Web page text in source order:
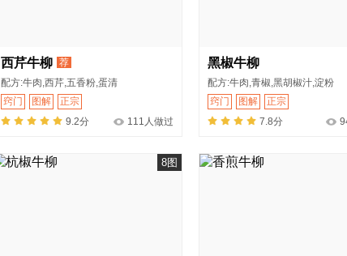
西芹牛柳 荐
配方:牛肉,西芹,五香粉,蛋清
窍门
图解
正宗
9.2分
111人做过
黑椒牛柳
配方:牛肉,青椒,黑胡椒汁,淀粉
窍门
图解
正宗
7.8分
8图